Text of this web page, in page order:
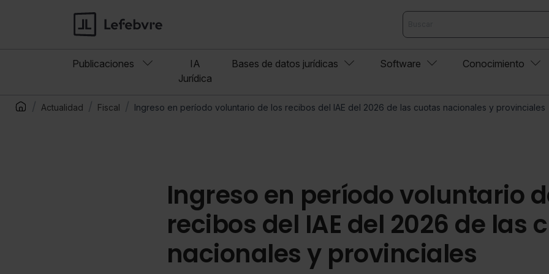
Publicaciones
IA
Jurídica
Bases de datos jurídicas Software Conocimiento
Actualidad Fiscal Ingreso en período voluntario de los recibos del IAE del 2026 de las cuotas nacionales y provinciales
Ingreso en período voluntario
recibos del IAE del 2026 de las
nacionales y provinciales